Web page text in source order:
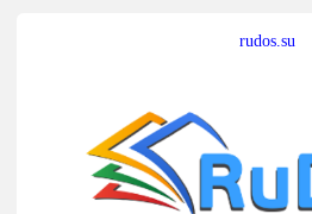
rudos.su